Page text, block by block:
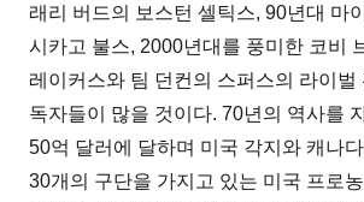
래리 버드의 보스턴 셀틱스, 90년대 마
시카고 불스, 2000년대를 풍미한 코비
레이커스와 팀 던컨의 스퍼스의 라이벌
독자들이 많을 것이다. 70년의 역사를
50억 달러에 달하며 미국 각지와 캐나
30개의 구단을 가지고 있는 미국 프로농